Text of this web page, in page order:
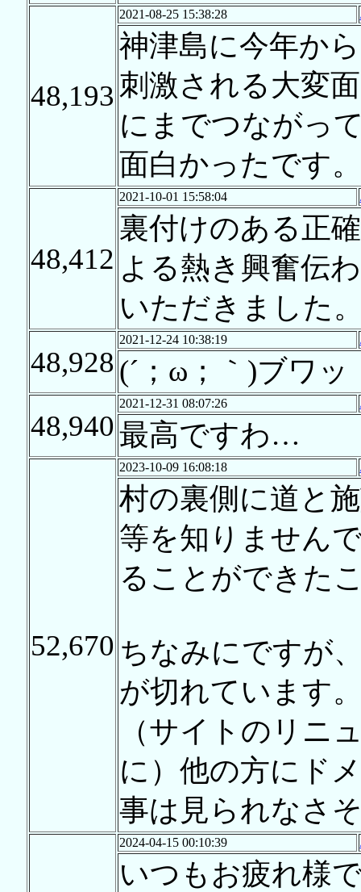
48,193
2021-08-25 15:38:28
神津島に今年か
刺激される大変
にまでつながっ
面白かったです。
48,412
2021-10-01 15:58:04
裏付けのある正
よる熱き興奮伝
いただきました
48,928
2021-12-24 10:38:19
(´；ω；｀)ブワッ
48,940
2021-12-31 08:07:26
最高ですわ…
52,670
2023-10-09 16:08:18
村の裏側に道と
等を知りません
ることができた
ちなみにですが
が切れています
（サイトのリニ
に）他の方にド
事は見られなさ
2024-04-15 00:10:39
いつもお疲れ様